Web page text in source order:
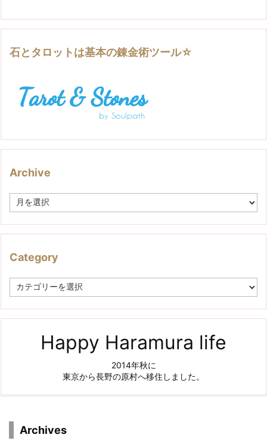
石とタロットは基本の錬金術ツール☆
Archive
h
e
Category
e
Happy Haramura life
2014年秋に
東京から長野の原村へ移住しました。
Archives